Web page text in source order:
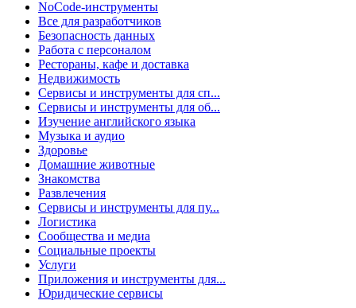
NoCode-инструменты
Все для разработчиков
Безопасность данных
Работа с персоналом
Рестораны, кафе и доставка
Недвижимость
Сервисы и инструменты для сп...
Сервисы и инструменты для об...
Изучение английского языка
Музыка и аудио
Здоровье
Домашние животные
Знакомства
Развлечения
Сервисы и инструменты для пу...
Логистика
Сообщества и медиа
Социальные проекты
Услуги
Приложения и инструменты для...
Юридические сервисы